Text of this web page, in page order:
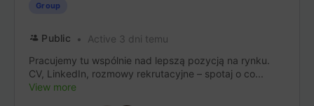
Group
Public
Active 3 dni temu
Pracujemy tu wspólnie nad lepszą pozycją na rynku.
CV, LinkedIn, rozmowy rekrutacyjne – spotaj o co...
View more